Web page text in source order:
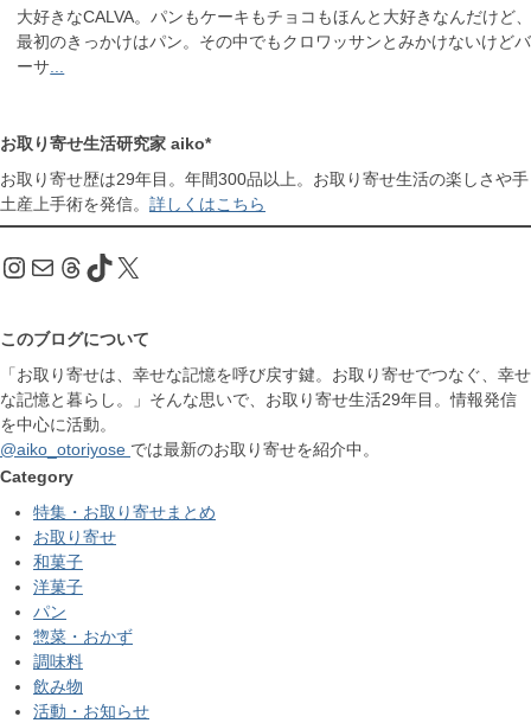
大好きなCALVA。パンもケーキもチョコもほんと大好きなんだけど
最初のきっかけはパン。その中でもクロワッサンとみかけないけど
ーサ
お取り寄せ生活研究家 aiko*
お取り寄せ歴は29年目。年間300品以上。お取り寄せ生活の楽しさや手
土産上手術を発信。 詳しくはこちら
Instagram
メール Threads
TikTok
X
このブログについて
「お取り寄せは、幸せな記憶を呼び戻す鍵。お取り寄せでつなぐ、幸せ
な記憶と暮らし。」そんな思いで、お取り寄せ生活29年目。情報発信
を中心に活動。
@aiko_otoriyose では最新のお取り寄せを紹介中。
Category
特集・お取り寄せまとめ
お取り寄せ
和菓子
洋菓子
パン
惣菜・おかず
調味料
飲み物
活動・お知らせ